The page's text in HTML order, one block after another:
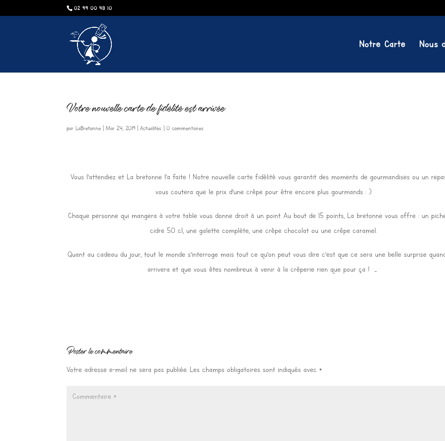
02 99 00 48 10
Notre Carte Nous
Votre nouvelle carte de fidélité est arrivée
parLaBretonne |Mar 24, 2019 |Actualités |0 commentaires
Vous l’attendiez et La bretonne l’a faite ! Notre nouvelle carte fidélité vous garantit des moments de gourmandises ou un
vous coutera que le prix d’une crêpe pour être encore plus gourmands : )
Chaque personne qui mangera à votre table vous donne droit à un point. Au bout de 15 points, La bretonne vous offre : un
cidre 50 cl, une galette complète, une crêpe chocolat ou une crêpe caramel.
Quant au cadeau du jour, tout le monde s’interroge mais tout ce qu’on peut vous dire c’est que ce sera une belle surprise
arrivera et que vous êtes nombreux à venir à la crêperie rien que pour ça ! ^_^
Poster le commentaire
Votre adresse e-mail ne sera pas publiée. Les champs obligatoires sont indiqués avec*